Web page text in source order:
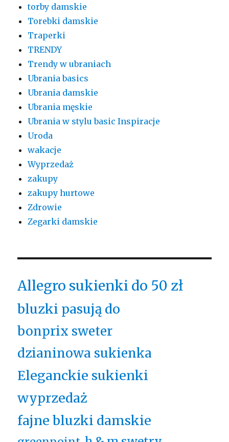
torby damskie
Torebki damskie
Traperki
TRENDY
Trendy w ubraniach
Ubrania basics
Ubrania damskie
Ubrania męskie
Ubrania w stylu basic Inspiracje
Uroda
wakacje
Wyprzedaż
zakupy
zakupy hurtowe
Zdrowie
Zegarki damskie
Allegro sukienki do 50 zł
bluzki pasują do
bonprix sweter
dzianinowa sukienka
Eleganckie sukienki
wyprzedaż
fajne bluzki damskie